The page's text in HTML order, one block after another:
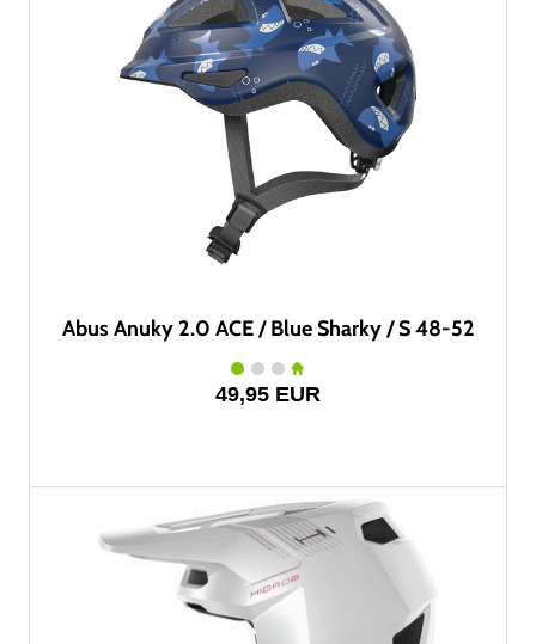
Abus Anuky 2.0 ACE / Blue Sharky / S 48-52
49,95 EUR